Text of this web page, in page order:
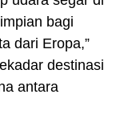
bagi
dari Eropa,”
destinasi
antara